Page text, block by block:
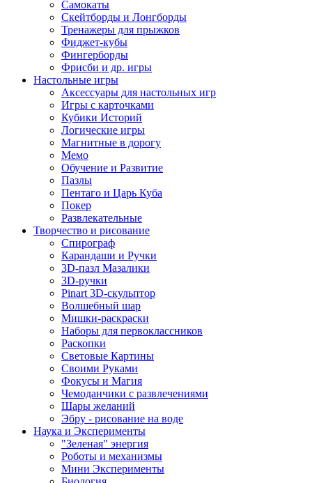
Самокаты
Скейтборды и Лонгборды
Тренажеры для прыжков
Фиджет-кубы
Фингерборды
Фрисби и др. игры
Настольные игры
Аксессуары для настольных игр
Игры с карточками
Кубики Историй
Логические игры
Магнитные в дорогу
Мемо
Обучение и Развитие
Пазлы
Пентаго и Царь Куба
Покер
Развлекательные
Творчество и рисование
Спирограф
Карандаши и Ручки
3D-пазл Мазалики
3D-ручки
Pinart 3D-скульптор
Волшебный шар
Мишки-раскраски
Наборы для первоклассников
Раскопки
Световые Картины
Своими Руками
Фокусы и Магия
Чемоданчики с развлечениями
Шары желаний
Эбру - рисование на воде
Наука и Эксперименты
"Зеленая" энергия
Роботы и механизмы
Мини Эксперименты